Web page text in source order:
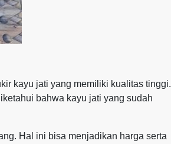
kayu jati yang memiliki kualitas tinggi.
bahwa kayu jati yang sudah
Hal ini bisa menjadikan harga serta